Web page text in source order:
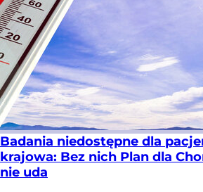
Badania niedostępne dla
krajowa: Bez nich Plan dla
nie uda